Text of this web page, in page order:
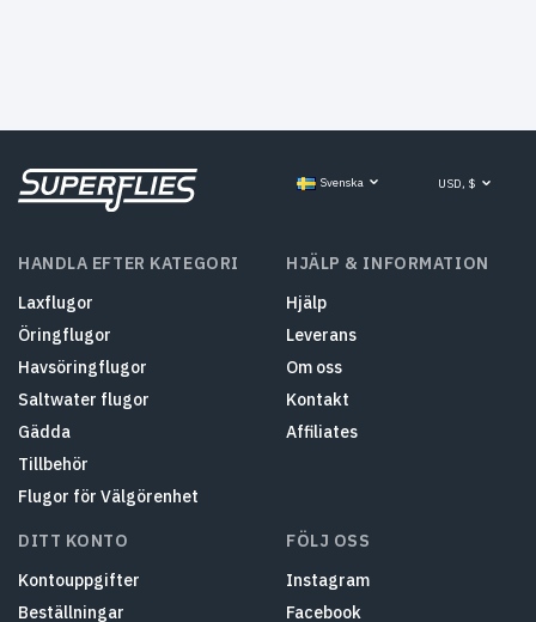
Svenska USD, $
HANDLA EFTER KATEGORI
Laxflugor
Öringflugor
Havsöringflugor
Saltwater flugor
Gädda
Tillbehör
Flugor för Välgörenhet
HJÄLP & INFORMATION
Hjälp
Leverans
Om oss
Kontakt
Affiliates
DITT KONTO
Kontouppgifter
Beställningar
FÖLJ OSS
Instagram
Facebook